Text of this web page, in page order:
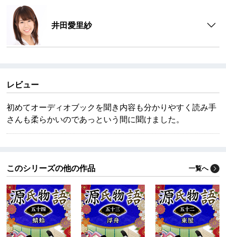
井田愛里紗
レビュー
初めてオーディオブックを聞き内容も分かりやすく読み手
さんも柔らかいのであっという間に聞けました。
このシリーズの他の作品 一覧へ